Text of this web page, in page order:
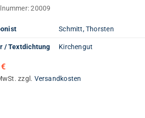
20009
Schmitt, Thorsten
/ Textdichtung Kirchengut
€
zzgl. Versandkosten